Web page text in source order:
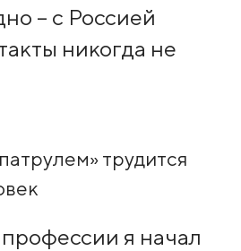
– с Россией
никогда не
трудится
я начал